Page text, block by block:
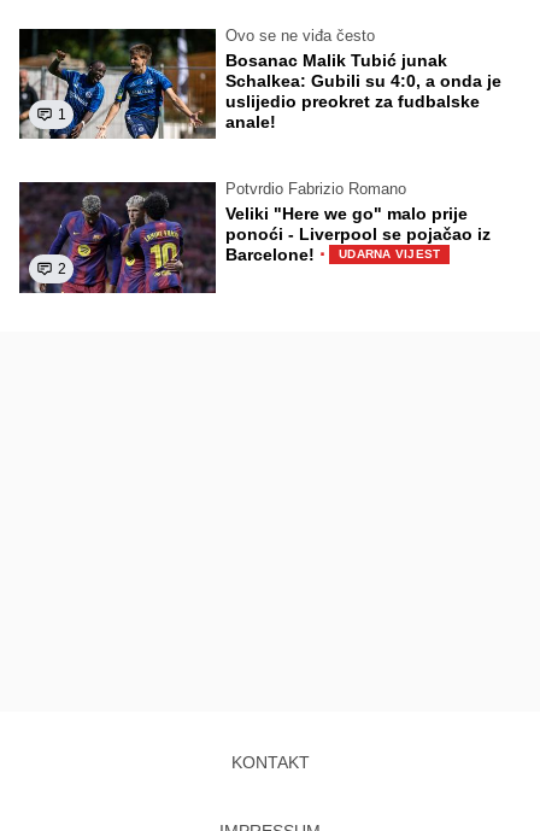
1
Ovo se ne viđa često
Bosanac Malik Tubić junak
Schalkea: Gubili su 4:0, a onda je
uslijedio preokret za fudbalske
anale!
2
Potvrdio Fabrizio Romano
Veliki "Here we go" malo prije
ponoći - Liverpool se pojačao iz
Barcelone! · UDARNA VIJEST
KONTAKT